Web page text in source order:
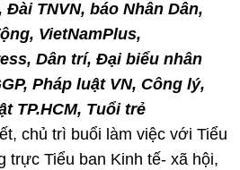
Đài TNVN, báo Nhân Dân,
VietNamPlus,
Dân trí, Đại biểu nhân
Pháp luật VN, Công lý,
TP.HCM, Tuổi trẻ
chủ trì buổi làm việc với Tiểu
trực Tiểu ban Kinh tế- xã hội,